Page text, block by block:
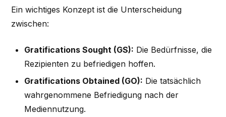
Ein wichtiges Konzept ist die Unterscheidung
zwischen:
Gratifications Sought (GS): Die Bedürfnisse, die
Rezipienten zu befriedigen hoffen.
Gratifications Obtained (GO): Die tatsächlich
wahrgenommene Befriedigung nach der
Mediennutzung.